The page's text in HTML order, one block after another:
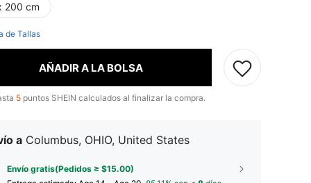
200 cm
de Tallas
AÑADIR A LA BOLSA
5 puntos SHEIN calculados al finalizar la compra.
a Columbus, OHIO, United States
Envío gratis(Pedidos ≥ $15.00)